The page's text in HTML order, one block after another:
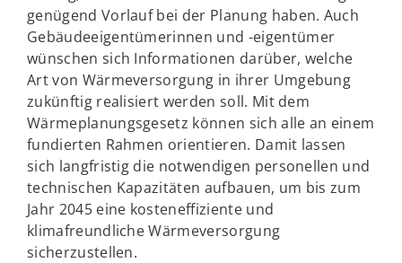
genügend Vorlauf bei der Planung haben. Auch
Gebäudeeigentümerinnen und -eigentümer
wünschen sich Informationen darüber, welche
Art von Wärmeversorgung in ihrer Umgebung
zukünftig realisiert werden soll. Mit dem
Wärmeplanungsgesetz können sich alle an einem
fundierten Rahmen orientieren. Damit lassen
sich langfristig die notwendigen personellen und
technischen Kapazitäten aufbauen, um bis zum
Jahr 2045 eine kosteneffiziente und
klimafreundliche Wärmeversorgung
sicherzustellen.